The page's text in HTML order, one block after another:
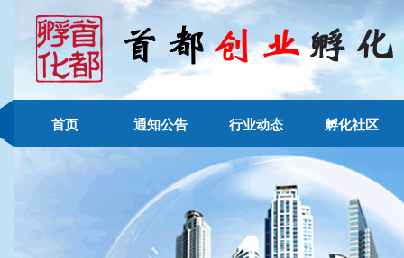
首页 通知公告 行业动态 孵化社区